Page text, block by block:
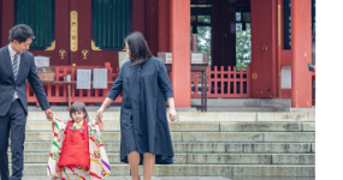
詳しく見る
プランを相談する